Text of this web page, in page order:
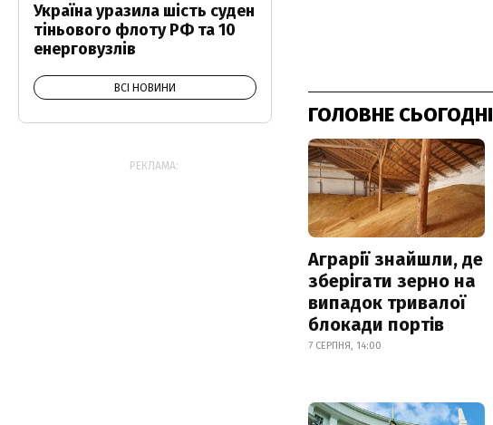
ГОЛОВНЕ СЬОГОДНІ
Аграрії знайшли, де
зберігати зерно на
випадок тривалої
блокади портів
7 СЕРПНЯ, 14:00
Україна уразила шість суден
тіньового флоту РФ та 10
енерговузлів
ВСІ НОВИНИ
РЕКЛАМА: